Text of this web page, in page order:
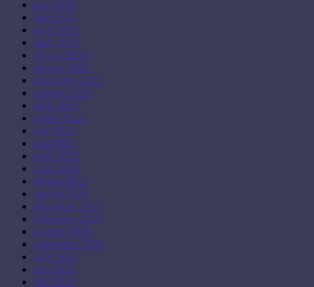
juin 2023
mai 2023
avril 2023
mars 2023
février 2023
janvier 2023
novembre 2022
octobre 2022
août 2022
juillet 2022
juin 2022
mai 2022
avril 2022
mars 2022
février 2022
janvier 2022
décembre 2021
novembre 2021
octobre 2021
septembre 2021
août 2021
juin 2021
mai 2021